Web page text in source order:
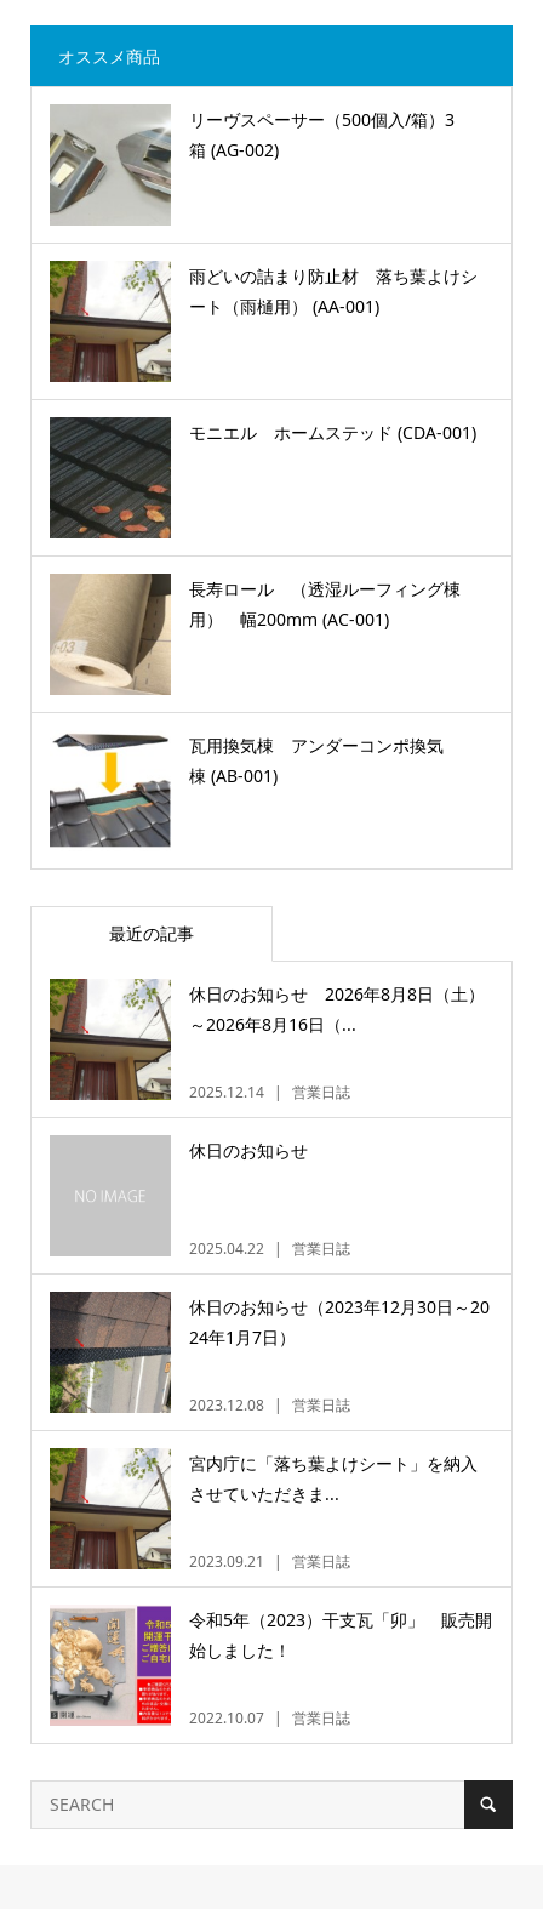
オススメ商品
リーヴスペーサー（500個入/箱）3
箱 (AG-002)
雨どいの詰まり防止材 落ち葉よけシ
ート（雨樋用） (AA-001)
モニエル ホームステッド (CDA-001)
長寿ロール （透湿ルーフィング棟
用） 幅200mm (AC-001)
瓦用換気棟 アンダーコンポ換気
棟 (AB-001)
最近の記事
休日のお知らせ 2026年8月8日（土）
～2026年8月16日（...
2025.12.14 営業日誌
休日のお知らせ
2025.04.22 営業日誌
休日のお知らせ（2023年12月30日～20
24年1月7日）
2023.12.08 営業日誌
宮内庁に「落ち葉よけシート」を納入
させていただきま...
2023.09.21 営業日誌
令和5年（2023）干支瓦「卯」 販売開
始しました！
2022.10.07 営業日誌